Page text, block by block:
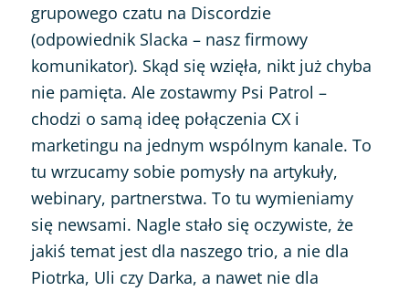
grupowego czatu na Discordzie
(odpowiednik Slacka – nasz firmowy
komunikator). Skąd się wzięła, nikt już chyba
nie pamięta. Ale zostawmy Psi Patrol –
chodzi o samą ideę połączenia CX i
marketingu na jednym wspólnym kanale. To
tu wrzucamy sobie pomysły na artykuły,
webinary, partnerstwa. To tu wymieniamy
się newsami. Nagle stało się oczywiste, że
jakiś temat jest dla naszego trio, a nie dla
Piotrka, Uli czy Darka, a nawet nie dla